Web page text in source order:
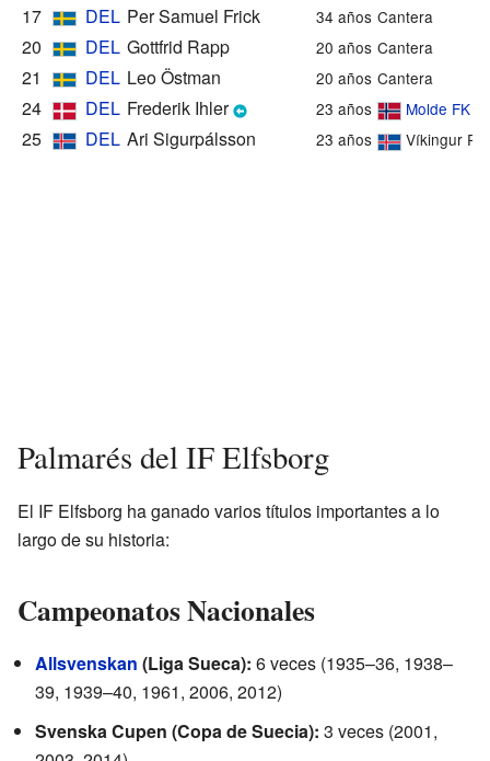
17 DEL Per Samuel Frick 34 años Cantera
20 DEL Gottfrid Rapp 20 años Cantera
21 DEL Leo Östman 20 años Cantera
24 DEL Frederik Ihler 23 años Molde FK
25 DEL Ari Sigurpálsson 23 años Víkingur
Palmarés del IF Elfsborg
El IF Elfsborg ha ganado varios títulos importantes a lo
largo de su historia:
Campeonatos Nacionales
Allsvenskan (Liga Sueca): 6 veces (1935–36, 1938–
39, 1939–40, 1961, 2006, 2012)
Svenska Cupen (Copa de Suecia): 3 veces (2001,